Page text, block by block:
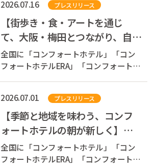
TAKAYAMA, an Ascend Collection
Hotel」（岐阜県高山市）（以下、
hotel around TAKAYAMA）は、2026年7
月26日（日）宿泊...
2026.07.16 プレスリリース
【街歩き・食・アートを通じ
て、大阪・梅田とつながり、自分
らしい旅が見つかるホテル】
Ascend Collect...
全国に「コンフォートホテル」「コン
フォートホテルERA」「コンフォートイ
会社チョイスホテルズジャパン（本
社：東京都中央区、代表取締役社長：
伊藤孝彦、以下チョイスホテルズジャ
パン）は、「Asc...
2026.07.01 プレスリリース
【季節と地域を味わう、コンフ
ォートホテルの朝が新しく】全
国のコンフォートホテルの無料
朝食が7月1日...
全国に「コンフォートホテル」「コン
フォートホテルERA」「コンフォートイ